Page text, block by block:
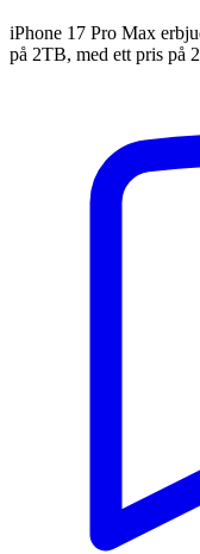
iPhone 17 Pro Max
på 2TB, med ett pris på